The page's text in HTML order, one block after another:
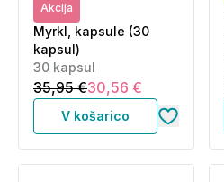
Akcija
Myrkl, kapsule (30
kapsul)
30 kapsul
35,95 €30,56 €
V košarico